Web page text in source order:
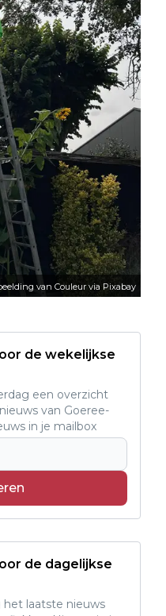
van Couleur via Pixabay
de wekelijkse
een overzicht
van Goeree-
in je mailbox
de dagelijkse
het laatste nieuws